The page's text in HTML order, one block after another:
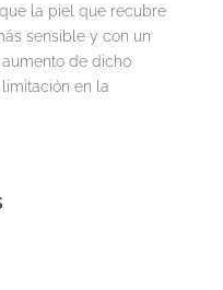
la piel que recubre
sensible y con un
de dicho
en la